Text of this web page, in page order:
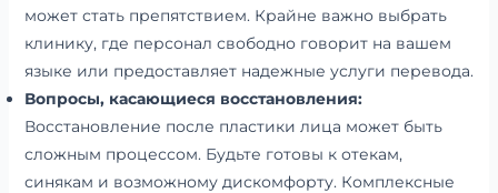
может стать препятствием. Крайне важно выбрать
клинику, где персонал свободно говорит на вашем
языке или предоставляет надежные услуги перевода.
Вопросы, касающиеся восстановления:
Восстановление после пластики лица может быть
сложным процессом. Будьте готовы к отекам,
синякам и возможному дискомфорту. Комплексные